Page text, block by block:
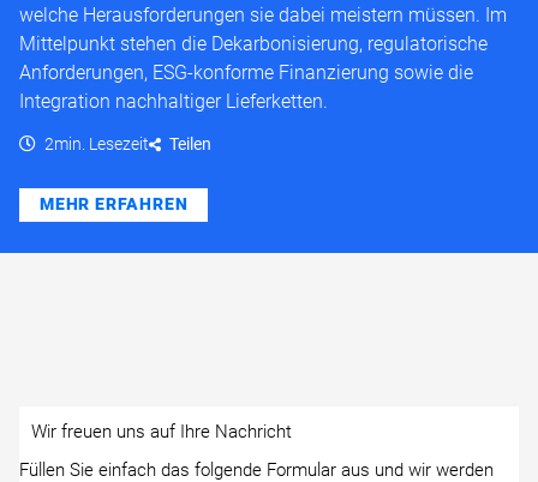
welche Herausforderungen sie dabei meistern müssen. Im
Mittelpunkt stehen die Dekarbonisierung, regulatorische
Anforderungen, ESG-konforme Finanzierung sowie die
Integration nachhaltiger Lieferketten.
2min. Lesezeit Teilen
MEHR ERFAHREN
Wir freuen uns auf Ihre Nachricht
Füllen Sie einfach das folgende Formular aus und wir werden